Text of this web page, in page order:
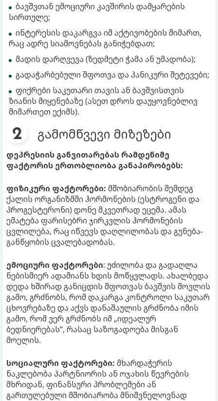
ბავშვთან ემოციური კავშირის დამყარების
სირთულე;
ინტერესის დაკარგვა იმ აქტივობების მიმართ,
რაც ადრე სიამოვნებას განიჭებდათ;
მადის დარღვევა (ზედმეტი ჭამა ან უმადობა);
გადაჭარბებული შფოთვა და პანიკური შეტევები;
ფიქრები საკუთარი თავის ან ბავშვისთვის
ზიანის მიყენებაზე (ასეთ დროს დაუყოვნებლივ
მიმართეთ ექიმს).
გამომწვევი მიზეზები
დეპრესიის განვითარებას რამდენიმე
ფაქტორის ერთობლიობა განაპირობებს:
ფიზიკური ფაქტორები: მშობიარობის შემდეგ
ქალის ორგანიზმში ჰორმონების (ესტროგენი და
პროგესტერონი) დონე მკვეთრად ეცემა. ამას
ემატება ფარისებრი ჯირკვლის ჰორმონების
ცვლილება, რაც იწვევს დაღლილობას და გუნება-
განწყობის ცვალებადობას.
ემოციური ფაქტორები: უძილობა და გადაღლა
ნებისმიერ ადამიანს ხდის მოწყვლადს. ახალბედა
დედა ხშირად განიცდის შფოთვას ბავშვის მოვლის
გამო, გრძნობს, რომ დაკარგა კონტროლი საკუთარ
ცხოვრებაზე და აქვს დანაშაულის გრძნობა იმის
გამო, რომ ვერ გრძნობს იმ „იდეალურ
ბედნიერებას“, რასაც საზოგადოება მისგან
მოელის.
სოციალური ფაქტორები: მხარდაჭერის
ნაკლებობა პარტნიორის ან ოჯახის წევრების
მხრიდან, ფინანსური პრობლემები ან
გართულებული მშობიარობა მნიშვნელოვნად